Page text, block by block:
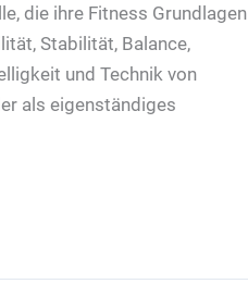
die ihre Fitness Grundlagen
Stabilität, Balance,
und Technik von
als eigenständiges